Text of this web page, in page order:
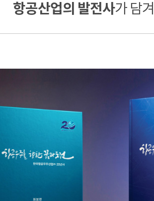
항공산업의 발전사가 담